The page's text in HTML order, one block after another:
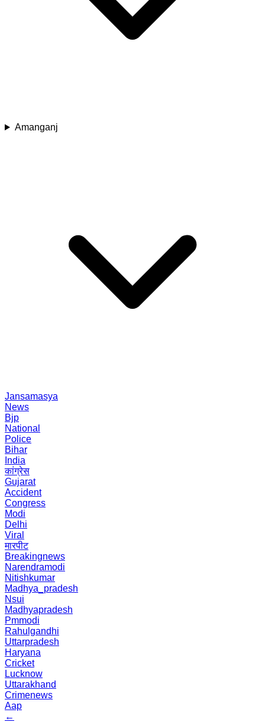
Amanganj
Jansamasya
News
Bjp
National
Police
Bihar
India
कांग्रेस
Gujarat
Accident
Congress
Modi
Delhi
Viral
मारपीट
Breakingnews
Narendramodi
Nitishkumar
Madhya_pradesh
Nsui
Madhyapradesh
Pmmodi
Rahulgandhi
Uttarpradesh
Haryana
Cricket
Lucknow
Uttarakhand
Crimenews
Aap
←